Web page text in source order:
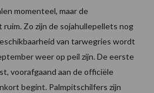
momenteel, maar de
Zo zijn de sojahullepellets nog
van tarwegries wordt
weer op peil zijn. De eerste
voorafgaand aan de officiële
begint. Palmpitschilfers zijn